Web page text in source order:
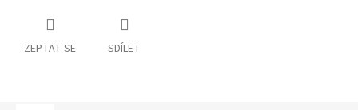
ZEPTAT SE SDÍLET